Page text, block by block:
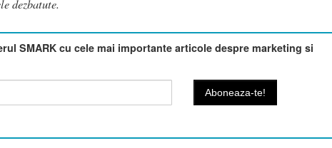
dezbatute.
SMARK cu cele mai importante articole despre marketing si